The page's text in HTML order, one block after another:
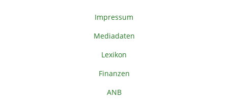
Impressum
Mediadaten
Lexikon
Finanzen
ANB